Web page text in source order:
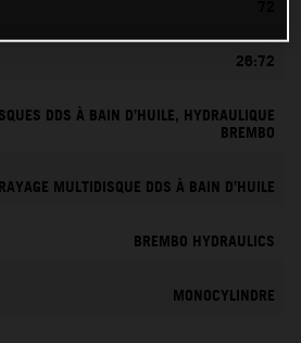
26:72
DDS À BAIN D’HUILE, HYDRAULIQUE
BREMBO
MULTIDISQUE DDS À BAIN D’HUILE
BREMBO HYDRAULICS
MONOCYLINDRE